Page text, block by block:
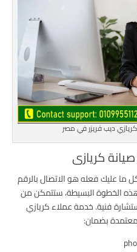
ديب فريزر في مصر
كريازى
عليك فعله هو الاتصال بالرقم
الخطوة البسيطة، ستتمكن من
فنية. خدمة عملاء كريازي
بضمان: